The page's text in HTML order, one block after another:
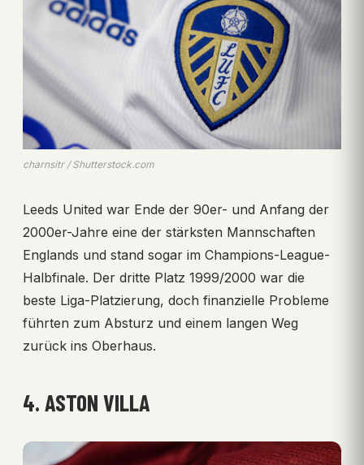
charnsitr / Shutterstock.com
Leeds United war Ende der 90er- und Anfang der
2000er-Jahre eine der stärksten Mannschaften
Englands und stand sogar im Champions-League-
Halbfinale. Der dritte Platz 1999/2000 war die
beste Liga-Platzierung, doch finanzielle Probleme
führten zum Absturz und einem langen Weg
zurück ins Oberhaus.
4. ASTON VILLA